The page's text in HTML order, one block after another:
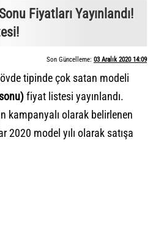
Fiyatları Yayınlandı!
Son Güncelleme: 03 Aralık 2020 14:09
tipinde çok satan modeli
fiyat listesi yayınlandı.
kampanyalı olarak belirlenen
2020 model yılı olarak satışa